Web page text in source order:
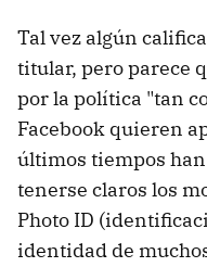
Tal vez algún
titular, pero parece
por la política "tan
Facebook quieren
últimos tiempos
tenerse claros los
Photo ID
identidad de